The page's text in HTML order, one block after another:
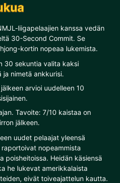
liigapelaajien kanssa vedän
30-Second Commit. Se
kortin nopeaa lukemista.
30 sekuntia valita kaksi
nimetä ankkurisi.
arvioi uudelleen 10
Tavoite: 7/10 kaistaa on
jälkeen.
uudet pelaajat yleensä
nopeammista
poisheitoissa. Heidän käsiensä
he lukevat amerikkalaista
eivät toiveajattelun kautta.